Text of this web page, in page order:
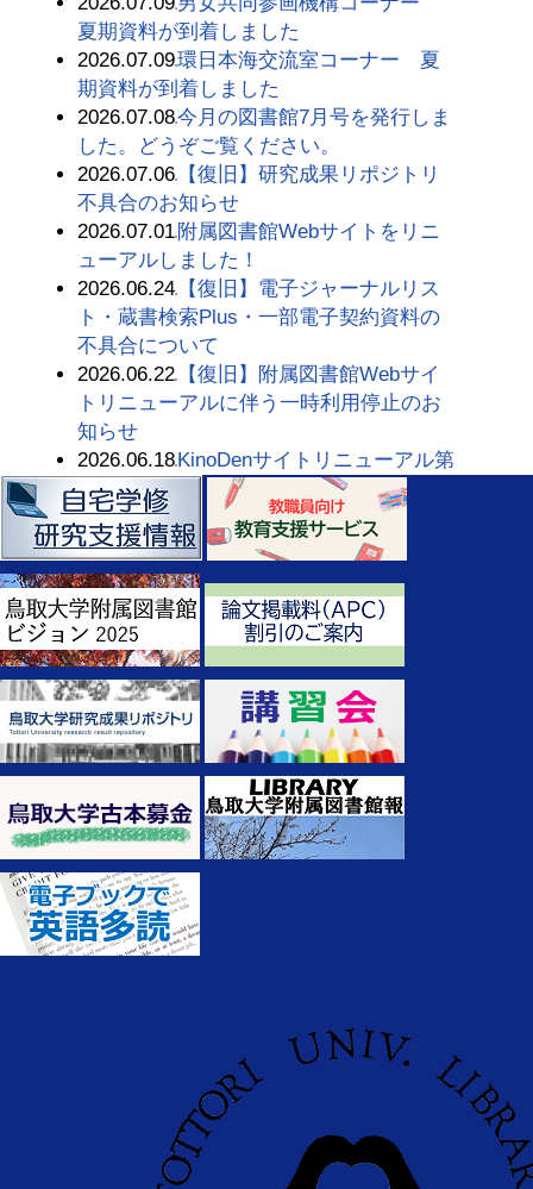
夏期資料が到着しました
2026.07.09環日本海交流室コーナー 夏
期資料が到着しました
2026.07.08今月の図書館7月号を発行しま
した。どうぞご覧ください。
2026.07.06
【復旧】研究成果リポジトリ
不具合のお知らせ
2026.07.01 附属図書館Webサイトをリニ
ューアルしました！
2026.06.24
【復旧】電子ジャーナルリス
ト・蔵書検索Plus・一部電子契約資料の
不具合について
2026.06.22
【復旧】附属図書館Webサイ
トリニューアルに伴う一時利用停止のお
知らせ
2026.06.18KinoDenサイトリニューアル第
一弾のお知らせ
2026.06.17
【復旧】研究成果リポジトリ
不具合のお知らせ
2026.06.10【復旧】研究成果リポジトリ
不具合のお知らせ
2026.06.09
【復旧】電子ジャーナルリス
ト・蔵書検索Plus・一部電子契約資料の
不具合について
2026.06.09【6月12日】医中誌Web・最新
看護索引Webサービス一時停止のお知ら
せ
2026.06.02 今月の図書館6月号を発行しま
した。どうぞご覧ください。
2026.05.26系統別看護師国家試験問題・
保健師国家試験問題WEBメンテナンスの
お知らせ
2026.05.21Maruzen eBook Library メンテ
クハンティング開催のお知らせ
（5/18追記）【4/15～4/16・
4/23～4/27・5/1～5/7・5/8～5/11・5/15～
5/19・5/22～5/25】研究成果リポジトリメ
ンテナンスのお知らせ
2026.05.18 ProQuest Ebook Central(電子